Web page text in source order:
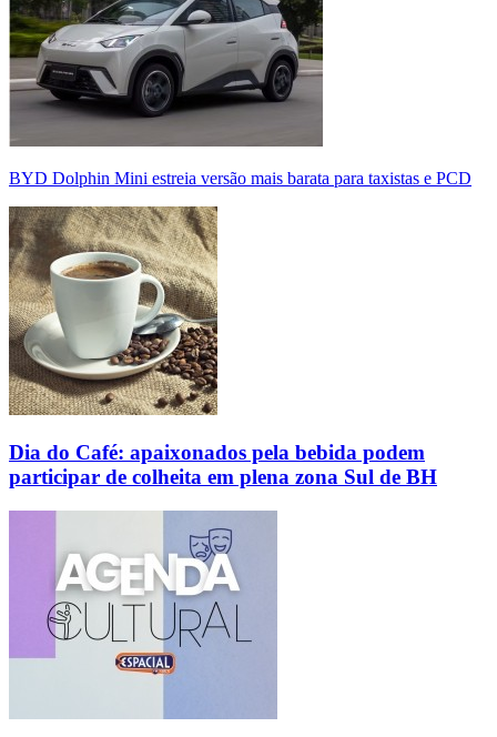
BYD Dolphin Mini estreia versão mais barata para taxistas e PCD
Dia do Café: apaixonados pela bebida podem
participar de colheita em plena zona Sul de BH